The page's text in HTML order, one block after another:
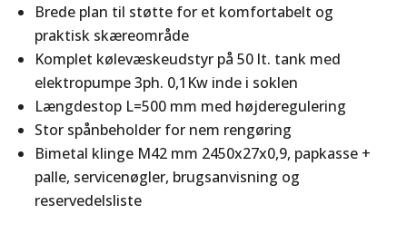
Brede plan til støtte for et komfortabelt og
praktisk skæreområde
Komplet kølevæskeudstyr på 50 lt. tank med
elektropumpe 3ph. 0,1Kw inde i soklen
Længdestop L=500 mm med højderegulering
Stor spånbeholder for nem rengøring
Bimetal klinge M42 mm 2450x27x0,9, papkasse +
palle, servicenøgler, brugsanvisning og
reservedelsliste